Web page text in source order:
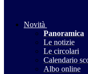
Novità
Panoramica
Le notizie
Le circolari
Calendario
Albo online